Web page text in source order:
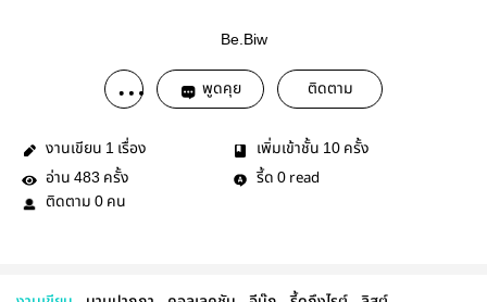
Be.Biw
พูดคุย ติดตาม
งานเขียน 1 เรื่อง เพิ่มเข้าชั้น 10 ครั้ง
อ่าน 483 ครั้ง รี้ด 0 read
ติดตาม 0 คน